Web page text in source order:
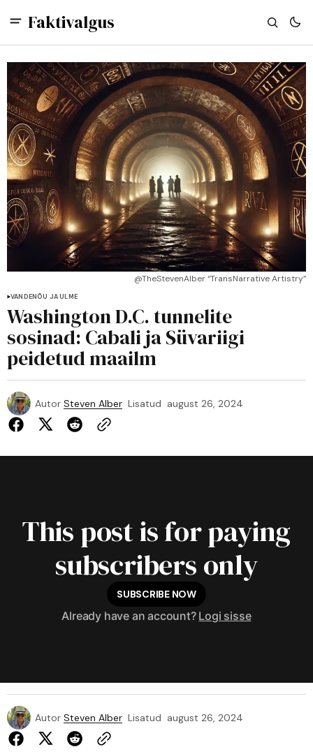
Faktivalgus
@TheStevenAlber “TransNarrative Artistry”
VANDENÕU JA ULME
Washington D.C. tunnelite
sosinad: Cabali ja Süvariigi
peidetud maailm
Autor Steven Alber Lisatud august 26, 2024
This post is for paying
subscribers only
SUBSCRIBE NOW
Already have an account? Logi sisse
Autor Steven Alber Lisatud august 26, 2024